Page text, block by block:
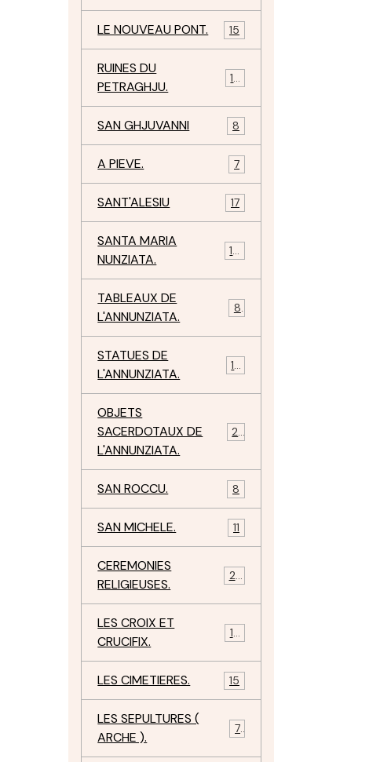
LE NOUVEAU PONT. 15
RUINES DU
PETRAGHJU.
12
SAN GHJUVANNI 8
A PIEVE. 7
SANT'ALESIU 17
SANTA MARIA
NUNZIATA.
10
TABLEAUX DE
L'ANNUNZIATA.
8
STATUES DE
L'ANNUNZIATA.
15
OBJETS
SACERDOTAUX DE
L'ANNUNZIATA.
24
SAN ROCCU. 8
SAN MICHELE. 11
CEREMONIES
RELIGIEUSES.
23
LES CROIX ET
CRUCIFIX.
18
LES CIMETIERES. 15
LES SEPULTURES (
ARCHE ).
7